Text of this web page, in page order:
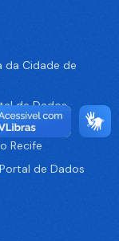
da Cidade de
de Dados
Recife
de Dados